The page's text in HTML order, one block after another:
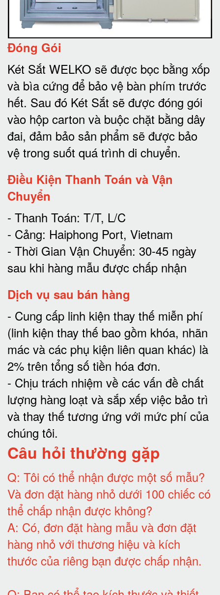
Đóng Gói
Két Sắt WELKO sẽ được bọc bằng xốp
và bìa cứng để bảo vệ bàn phím trước
hết. Sau đó Két Sắt sẽ được đóng gói
vào hộp carton và buộc chặt bằng dây
đai, đảm bảo sản phẩm sẽ được bảo
vệ trong suốt quá trình di chuyển.
Điều Kiện Thanh Toán và Vận
Chuyển
- Thanh Toán: T/T, L/C
- Cảng: Haiphong Port, Vietnam
- Thời Gian Vận Chuyển: 30-45 ngày
sau khi hàng mẫu được chấp nhận
Dịch vụ sau bán hàng
- Cung cấp linh kiện thay thế miễn phí
(linh kiện thay thế bao gồm khóa, nhãn
mác và các phụ kiện liên quan khác) là
2% trên tổng số tiền hóa đơn.
- Chịu trách nhiệm về các vấn đề chất
lượng hàng loạt và sắp xếp việc bảo trì
và thay thế tương ứng với mức phí của
chúng tôi.
Câu hỏi thường gặp
Q: Tôi có thể nhận được một số mẫu?
Và đơn đặt hàng nhỏ dưới 100 chiếc có
thể chấp nhận được không?
A: Có, đơn đặt hàng mẫu và đơn đặt
hàng nhỏ với thương hiệu và kích
thước của riêng bạn được chấp nhận.